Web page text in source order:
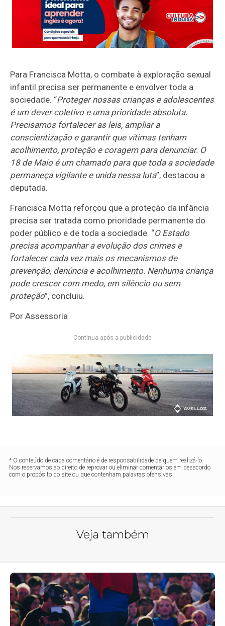
Para Francisca Motta, o combate à exploração sexual
infantil precisa ser permanente e envolver toda a
sociedade. “Proteger nossas crianças e adolescentes
é um dever coletivo e uma prioridade absoluta.
Precisamos fortalecer as leis, ampliar a
conscientização e garantir que vítimas tenham
acolhimento, proteção e coragem para denunciar. O
18 de Maio é um chamado para que toda a sociedade
permaneça vigilante e unida nessa luta”, destacou a
deputada.
Francisca Motta reforçou que a proteção da infância
precisa ser tratada como prioridade permanente do
poder público e de toda a sociedade. “O Estado
precisa acompanhar a evolução dos crimes e
fortalecer cada vez mais os mecanismos de
prevenção, denúncia e acolhimento. Nenhuma criança
pode crescer com medo, em silêncio ou sem
proteção”, concluiu.
Por Assessoria
Continua após a publicidade
* O conteúdo de cada comentário é de responsabilidade de quem realizá-lo.
Nos reservamos ao direito de reprovar ou eliminar comentários em desacordo
com o propósito do site ou que contenham palavras ofensivas.
Veja também